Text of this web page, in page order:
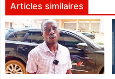
u
r
s
c
a
r
t
i
o
n
a
l
e
Articles similaires